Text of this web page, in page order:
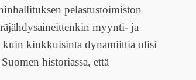
pelastustoimiston
myynti- ja
kiukkuisinta dynamiittia olisi
historiassa, että